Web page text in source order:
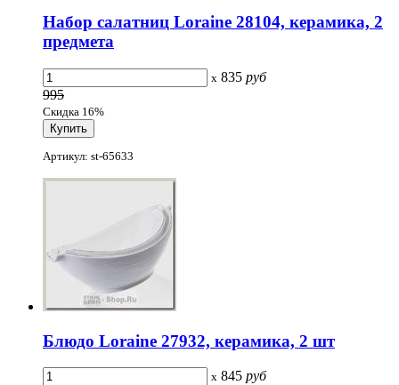
Набор салатниц Loraine 28104, керамика, 2
предмета
x 835 руб
995
Скидка 16%
Артикул: st-65633
Блюдо Loraine 27932, керамика, 2 шт
x 845 руб